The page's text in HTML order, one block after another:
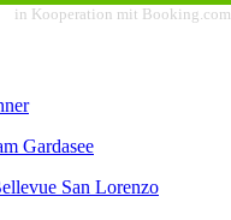
in Kooperation mit Booking.com